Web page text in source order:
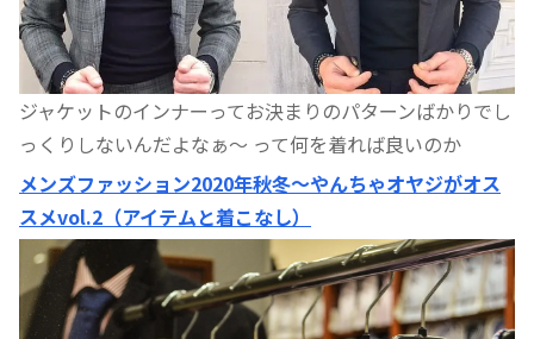
ジャケットのインナーってお決まりのパターンばかりでし
っくりしないんだよなぁ〜 って何を着れば良いのか
メンズファッション2020年秋冬〜やんちゃオヤジがオス
スメvol.2（アイテムと着こなし）